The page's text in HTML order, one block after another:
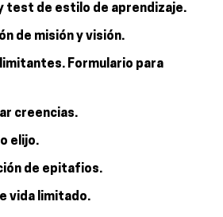
y test de estilo de aprendizaje.
de misión y visión.
Formulario para
creencias.
elijo.
de epitafios.
vida limitado.